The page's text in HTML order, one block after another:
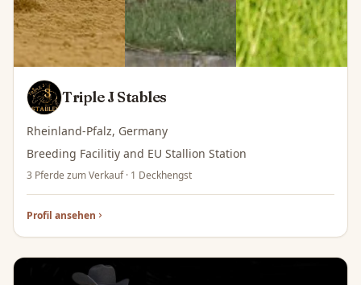
Triple J Stables
Rheinland-Pfalz, Germany
Breeding Facilitiy and EU Stallion Station
3 Pferde zum Verkauf · 1 Deckhengst
Profil ansehen